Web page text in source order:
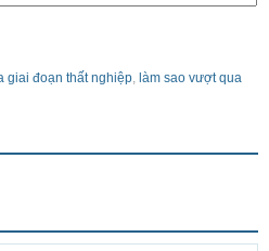
giai đoạn thất nghiệp, làm sao vượt qua